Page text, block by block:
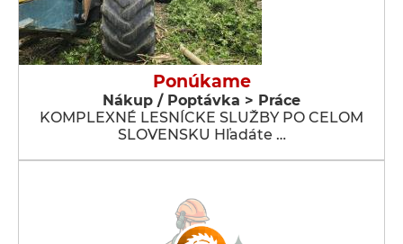
Ponúkame
Nákup / Poptávka > Práce
KOMPLEXNÉ LESNÍCKE SLUŽBY PO CELOM
SLOVENSKU Hľadáte …